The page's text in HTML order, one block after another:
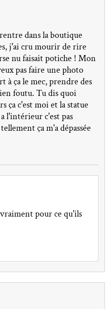
dans la boutique
j'ai cru mourir de rire
nu faisait potiche ! Mon
pas faire une photo
à ça le mec, prendre des
foutu. Tu dis quoi
ça c'est moi et la statue
l'intérieur c'est pas
ça m'a dépassée
pour ce qu'ils